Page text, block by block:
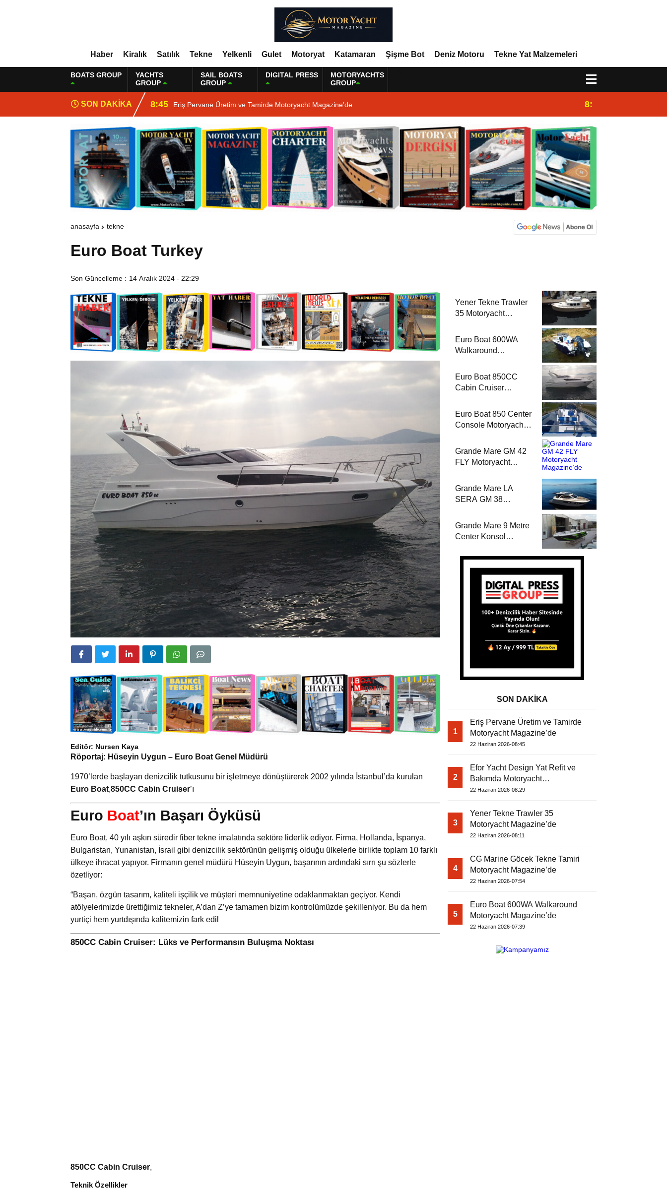
Haber Kiralık Satılık Tekne Yelkenli Gulet Motoryat Katamaran Şişme Bot Deniz Motoru Tekne Yat Malzemeleri
BOATS GROUP
YACHTS
GROUP
SAIL BOATS
GROUP
DIGITAL PRESS
MOTORYACHTS
GROUP
SON DAKİKA 8:45 Eriş Pervane Üretim ve Tamirde Motoryacht Magazine’de 8:29
anasayfa tekne
Euro Boat Turkey
Son Güncelleme : 14 Aralık 2024 - 22:29
Editör: Nursen Kaya
Röportaj: Hüseyin Uygun – Euro Boat Genel Müdürü
1970’lerde başlayan denizcilik tutkusunu bir işletmeye dönüştürerek 2002 yılında İstanbul’da kurulan
Euro Boat,850CC Cabin Cruiser’ı
Euro Boat’ın Başarı Öyküsü
Euro Boat, 40 yılı aşkın süredir fiber tekne imalatında sektöre liderlik ediyor. Firma, Hollanda, İspanya,
Bulgaristan, Yunanistan, İsrail gibi denizcilik sektörünün gelişmiş olduğu ülkelerle birlikte toplam 10 farklı
ülkeye ihracat yapıyor. Firmanın genel müdürü Hüseyin Uygun, başarının ardındaki sırrı şu sözlerle
özetliyor:
“Başarı, özgün tasarım, kaliteli işçilik ve müşteri memnuniyetine odaklanmaktan geçiyor. Kendi
atölyelerimizde ürettiğimiz tekneler, A’dan Z’ye tamamen bizim kontrolümüzde şekilleniyor. Bu da hem
yurtiçi hem yurtdışında kalitemizin fark edil
850CC Cabin Cruiser: Lüks ve Performansın Buluşma Noktası
850CC Cabin Cruiser,
Teknik Özellikler
Yener Tekne Trawler
35 Motoryacht
Euro Boat 600WA
Walkaround
Magazine’de
Euro Boat 850CC
Cabin Cruiser
Magazine’de
Euro Boat 850 Center
Console Motoryacht
Grande Mare GM 42
FLY Motoryacht
Grande Mare LA
SERA GM 38
Magazine’de
Grande Mare 9 Metre
Center Konsol
Magazine’de
SON DAKİKA
1
Eriş Pervane Üretim ve Tamirde
Motoryacht Magazine’de
22 Haziran 2026-08:45
2
Efor Yacht Design Yat Refit ve
Bakımda Motoryacht
Magazine’de
22 Haziran 2026-08:29
3
Yener Tekne Trawler 35
Motoryacht Magazine’de
22 Haziran 2026-08:11
4
CG Marine Göcek Tekne Tamiri
Motoryacht Magazine’de
22 Haziran 2026-07:54
5
Euro Boat 600WA Walkaround
Motoryacht Magazine’de
22 Haziran 2026-07:39